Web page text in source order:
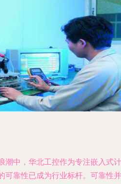
潮中，华北工控作为专注嵌入式计
可靠性已成为行业标杆。可靠性并